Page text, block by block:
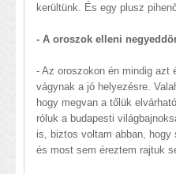
kerültünk. És egy plusz
- A oroszok elleni
- Az oroszokon én mindig azt
vágynak a jó helyezésre.
hogy megvan a tőlük
róluk a budapesti
is, biztos voltam abban,
és most sem éreztem rajtuk